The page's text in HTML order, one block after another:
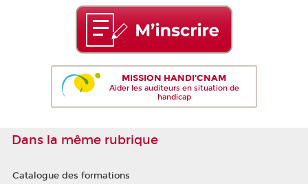
MISSION HANDI'CNAM
Aider les auditeurs en situation de
handicap
Dans la même rubrique
Catalogue des formations